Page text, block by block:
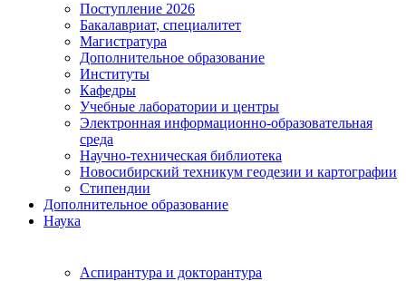
Поступление 2026
Бакалавриат, специалитет
Магистратура
Дополнительное образование
Институты
Кафедры
Учебные лаборатории и центры
Электронная информационно-образовательная
среда
Научно-техническая библиотека
Новосибирский техникум геодезии и картографии
Стипендии
Дополнительное образование
Наука
Аспирантура и докторантура